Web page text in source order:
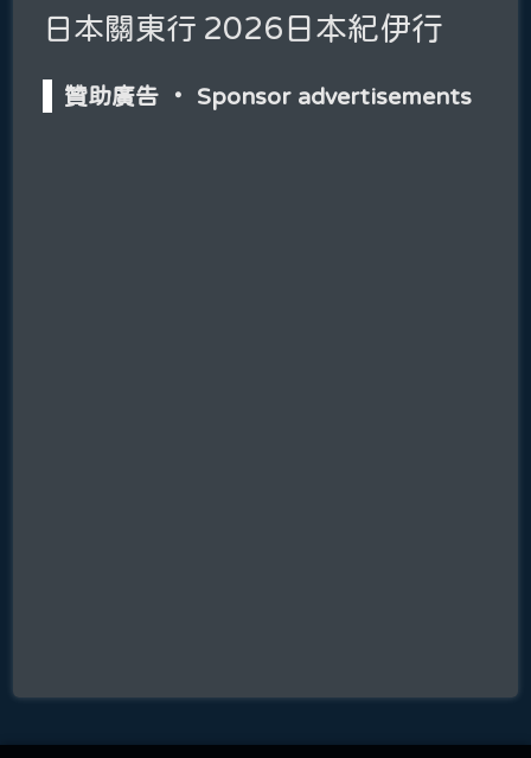
日本關東行 2026日本紀伊行
贊助廣告 ‧ Sponsor advertisements